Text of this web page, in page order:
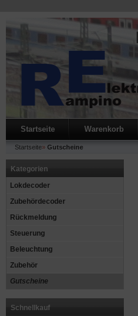
Startseite Warenkorb
Startseite» Gutscheine
Kategorien
Lokdecoder
Zubehördecoder
Rückmeldung
Steuerung
Beleuchtung
Zubehör
Gutscheine
Schnellkauf